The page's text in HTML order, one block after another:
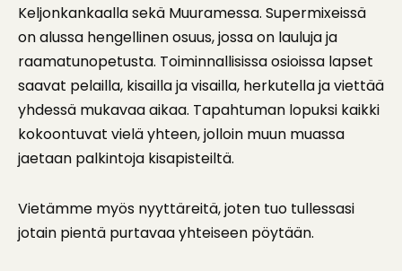
Keljonkankaalla sekä Muuramessa. Supermixeissä
on alussa hengellinen osuus, jossa on lauluja ja
raamatunopetusta. Toiminnallisissa osioissa lapset
saavat pelailla, kisailla ja visailla, herkutella ja viettää
yhdessä mukavaa aikaa. Tapahtuman lopuksi kaikki
kokoontuvat vielä yhteen, jolloin muun muassa
jaetaan palkintoja kisapisteiltä.
Vietämme myös nyyttäreitä, joten tuo tullessasi
jotain pientä purtavaa yhteiseen pöytään.